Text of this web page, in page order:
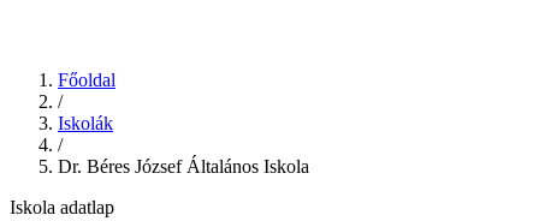
Főoldal
/
Iskolák
/
Dr. Béres József Általános Iskola
Iskola adatlap